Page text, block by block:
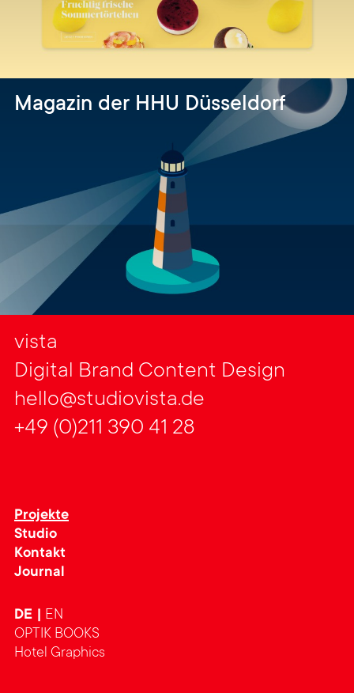
Magazin der HHU Düsseldorf
vista
Digital Brand Content Design
hello@studiovista.de
+49 (0)211 390 41 28
Projekte
Studio
Kontakt
Journal
DE
EN
OPTIK BOOKS
Hotel Graphics